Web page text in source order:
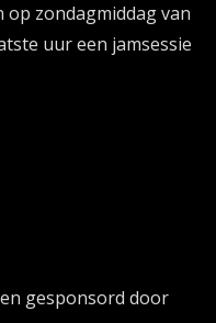
zondagmiddag van
uur een jamsessie
gesponsord door